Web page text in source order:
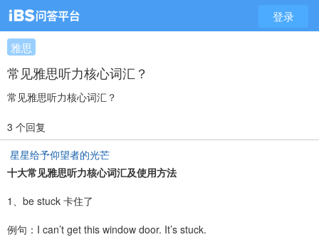
登录
雅思
常见雅思听力核心词汇？
常见雅思听力核心词汇？
3 个回复
星星给予仰望者的光芒
十大常见雅思听力核心词汇及使用方法
1、be stuck 卡住了
例句：I can’t get this window door. It’s stuck.